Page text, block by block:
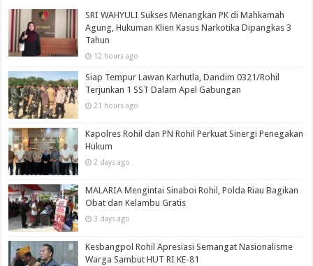
SRI WAHYULI Sukses Menangkan PK di Mahkamah
Agung, Hukuman Klien Kasus Narkotika Dipangkas 3
Tahun
12 hours ago
Siap Tempur Lawan Karhutla, Dandim 0321/Rohil
Terjunkan 1 SST Dalam Apel Gabungan
21 hours ago
Kapolres Rohil dan PN Rohil Perkuat Sinergi Penegakan
Hukum
2 days ago
MALARIA Mengintai Sinaboi Rohil, Polda Riau Bagikan
Obat dan Kelambu Gratis
3 days ago
Kesbangpol Rohil Apresiasi Semangat Nasionalisme
Warga Sambut HUT RI KE-81